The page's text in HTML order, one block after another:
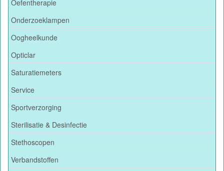
Oefentherapie
Onderzoeklampen
Oogheelkunde
Opticlar
Saturatiemeters
Service
Sportverzorging
Sterilisatie & Desinfectie
Stethoscopen
Verbandstoffen